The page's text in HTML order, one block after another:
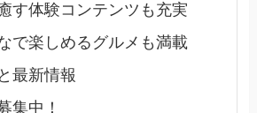
す体験コンテンツも充実
で楽しめるグルメも満載
最新情報
集中！